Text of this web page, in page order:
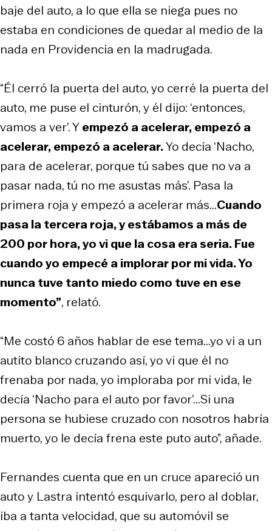
baje del auto, a lo que ella se niega pues no
estaba en condiciones de quedar al medio de la
nada en Providencia en la madrugada.
“Él cerró la puerta del auto, yo cerré la puerta del
auto, me puse el cinturón, y él dijo: ‘entonces,
vamos a ver’. Yempezó a acelerar, empezó a
acelerar, empezó a acelerar.Yo decía ‘Nacho,
para de acelerar, porque tú sabes que no va a
pasar nada, tú no me asustas más’. Pasa la
primera roja y empezó a acelerar más...Cuando
pasa la tercera roja, y estábamos a más de
200 por hora, yo vi que la cosa era seria. Fue
cuando yo empecé a implorar por mi vida. Yo
nunca tuve tanto miedo como tuve en ese
momento”, relató.
“Me costó 6 años hablar de ese tema...yo vi a un
autito blanco cruzando así, yo vi que él no
frenaba por nada, yo imploraba por mi vida, le
decía ‘Nacho para el auto por favor’...Si una
persona se hubiese cruzado con nosotros habría
muerto, yo le decía frena este puto auto”, añade.
Fernandes cuenta que en un cruce apareció un
auto y Lastra intentó esquivarlo, pero al doblar,
iba a tanta velocidad, que su automóvil se